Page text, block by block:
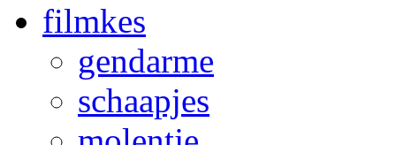
filmkes
gendarme
schaapjes